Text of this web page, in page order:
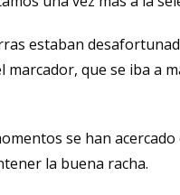
estaban
marcador, que se iba a
se han
la buena racha.